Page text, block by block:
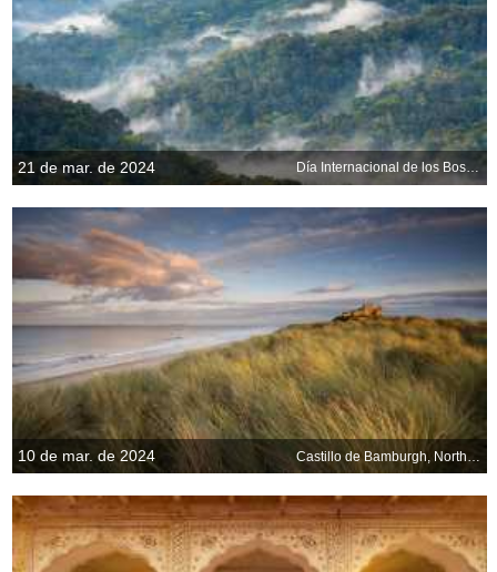
21 de mar. de 2024 Día Internacional de los Bosques
10 de mar. de 2024